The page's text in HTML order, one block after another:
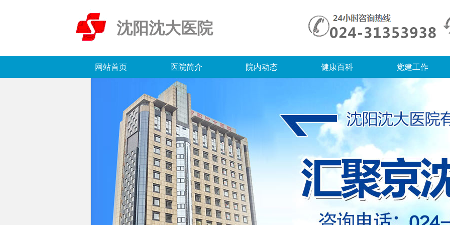
沈阳沈大医院
网站首页 医院简介 院内动态 健康百科 党建工作